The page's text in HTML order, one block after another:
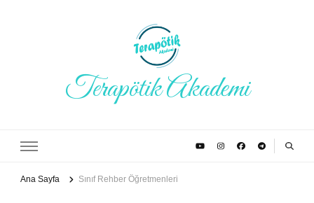
Terapötik Akademi
Ana Sayfa Sınıf Rehber Öğretmenleri